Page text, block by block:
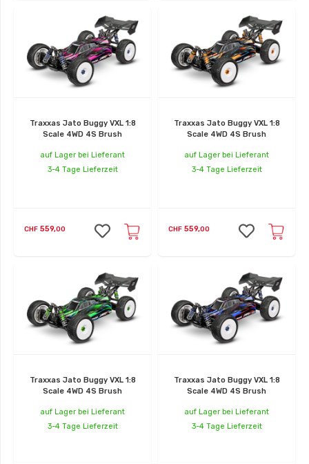
Traxxas Jato Buggy VXL 1:8
Scale 4WD 4S Brush
auf Lager bei Lieferant
3-4 Tage Lieferzeit
CHF 559,00
Traxxas Jato Buggy VXL 1:8
Scale 4WD 4S Brush
auf Lager bei Lieferant
3-4 Tage Lieferzeit
CHF 559,00
Traxxas Jato Buggy VXL 1:8
Scale 4WD 4S Brush
auf Lager bei Lieferant
3-4 Tage Lieferzeit
Traxxas Jato Buggy VXL 1:8
Scale 4WD 4S Brush
auf Lager bei Lieferant
3-4 Tage Lieferzeit